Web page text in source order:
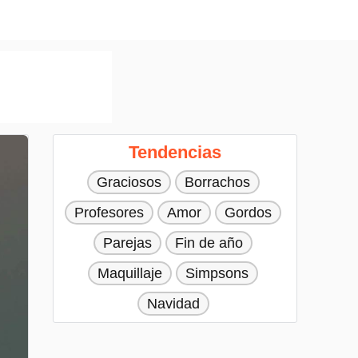
Tendencias
Graciosos
Borrachos
Profesores
Amor
Gordos
Parejas
Fin de año
Maquillaje
Simpsons
Navidad